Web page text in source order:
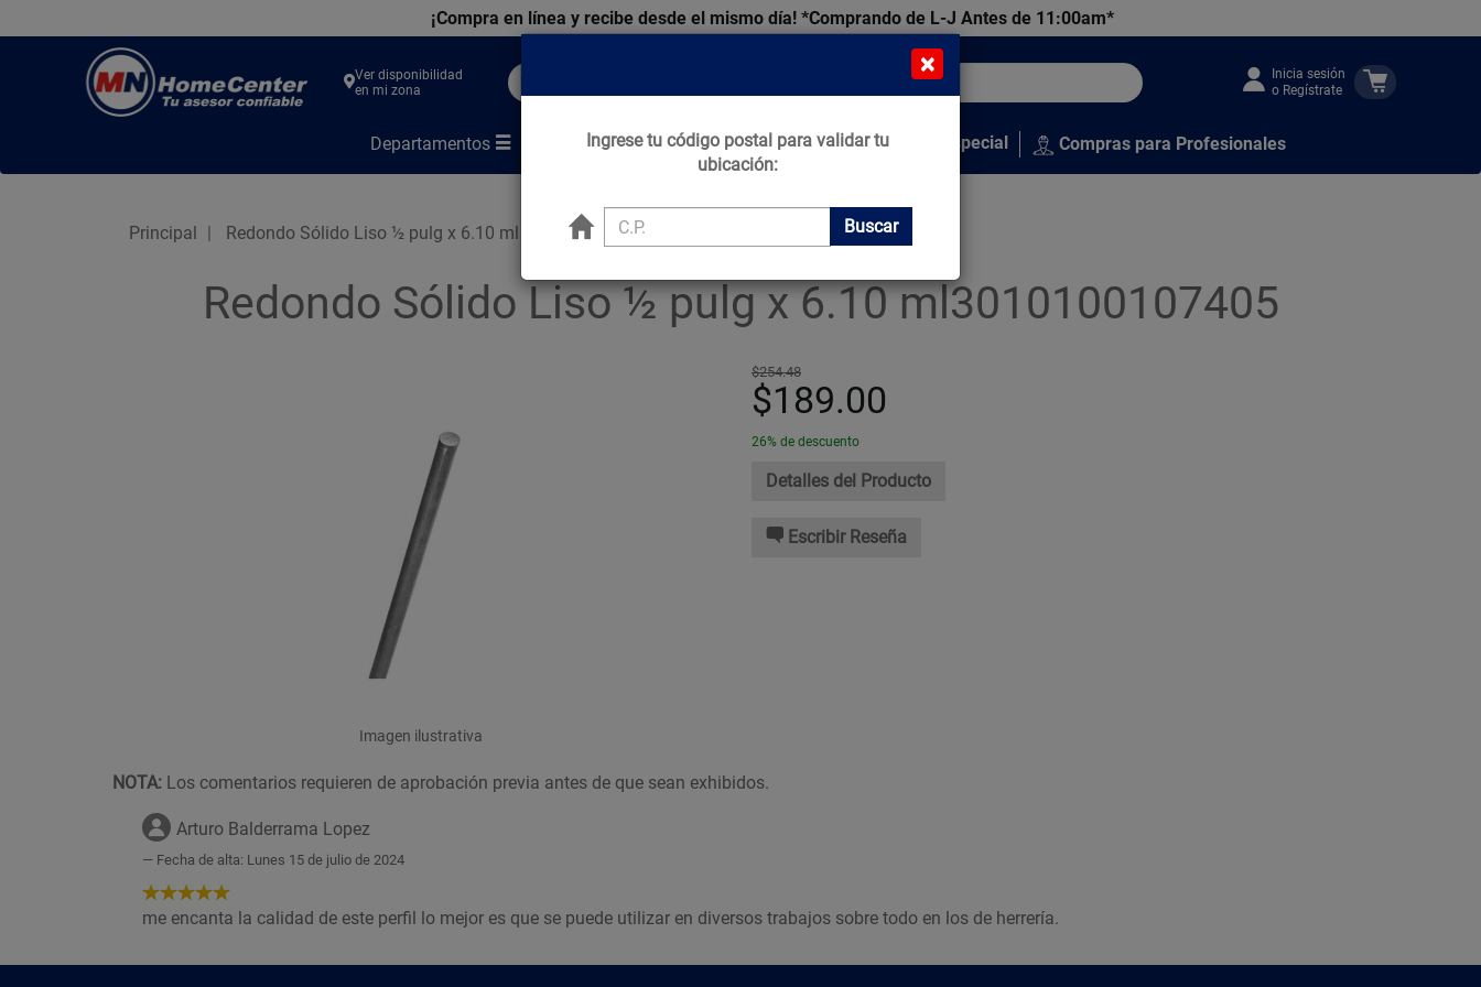
¡Compra en línea y recibe desde el mismo día! *Comprando de L-J Antes de 11:00am*
Center
Ver disponibilidad
en mi zona
Inicia sesión
o Regístrate
Departamentos Marcas Tips que Construyen Venta Especial Compras para Profesionales
Principal Redondo Sólido Liso ½ pulg x 6.10 ml
Redondo Sólido Liso ½ pulg x 6.10 ml3010100107405
Imagen ilustrativa
$254.48
$189.00
26% de descuento
Detalles del Producto
Escribir Reseña
NOTA: Los comentarios requieren de aprobación previa antes de que sean exhibidos.
Arturo Balderrama Lopez
Fecha de alta: Lunes 15 de julio de 2024
5
de
Estrellas!
me encanta la calidad de este perfil lo mejor es que se puede utilizar en diversos trabajos sobre todo en los de herrería.
×
Ingrese tu código postal para validar tu
ubicación:
Buscar